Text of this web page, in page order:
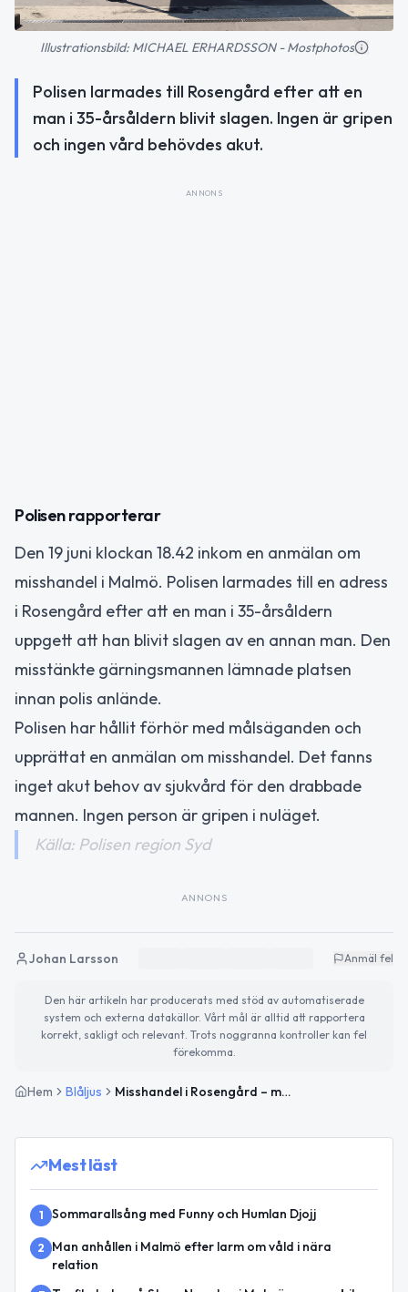
Illustrationsbild: MICHAEL ERHARDSSON - Mostphotos
Polisen larmades till Rosengård efter att en
man i 35-årsåldern blivit slagen. Ingen är gripen
och ingen vård behövdes akut.
ANNONS
Polisen rapporterar
Den 19 juni klockan 18.42 inkom en anmälan om
misshandel i Malmö. Polisen larmades till en adress
i Rosengård efter att en man i 35-årsåldern
uppgett att han blivit slagen av en annan man. Den
misstänkte gärningsmannen lämnade platsen
innan polis anlände.
Polisen har hållit förhör med målsäganden och
upprättat en anmälan om misshandel. Det fanns
inget akut behov av sjukvård för den drabbade
mannen. Ingen person är gripen i nuläget.
Källa: Polisen region Syd
ANNONS
Johan Larsson Anmäl fel
Den här artikeln har producerats med stöd av automatiserade
system och externa datakällor. Vårt mål är alltid att rapportera
korrekt, sakligt och relevant. Trots noggranna kontroller kan fel
förekomma.
Hem Blåljus Misshandel i Rosengård – man i 35-årsåldern slagen
Mest läst
1 Sommarallsång med Funny och Humlan Djojj
2
Man anhållen i Malmö efter larm om våld i nära
relation